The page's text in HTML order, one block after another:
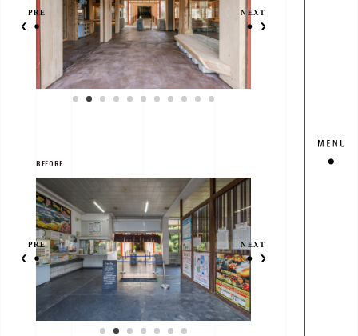
BEFORE